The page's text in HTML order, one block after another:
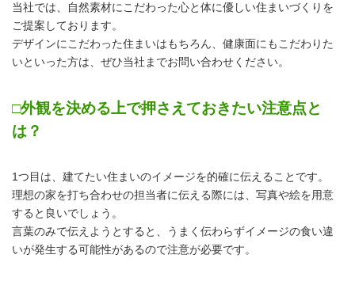
当社では、自然素材にこだわった心と体に優しい住まいづくりを
ご提案しております。
デザインにこだわった住まいはもちろん、健康面にもこだわりた
いといった方は、ぜひ当社までお問い合わせください。
□外観を決める上で押さえておきたい注意点と
は？
1つ目は、建てたい住まいのイメージを的確に伝えることです。
理想の家を打ち合わせの担当者に伝える際には、写真や絵を用意
すると良いでしょう。
言葉のみで伝えようとすると、うまく伝わらずイメージの食い違
いが発生する可能性があるので注意が必要です。